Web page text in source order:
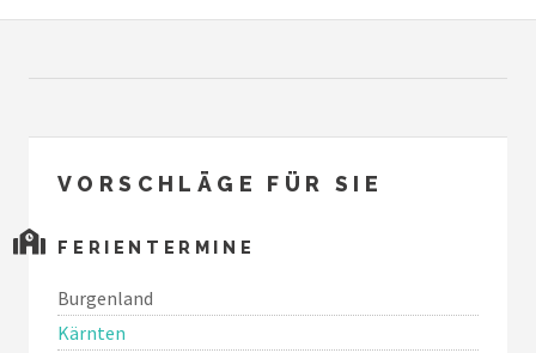
VORSCHLÄGE FÜR SIE
FERIENTERMINE
Burgenland
Kärnten